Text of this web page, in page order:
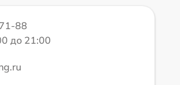
88
до 21:00